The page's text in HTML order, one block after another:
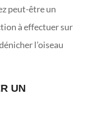
peut-être un
à effectuer sur
l’oiseau
UN